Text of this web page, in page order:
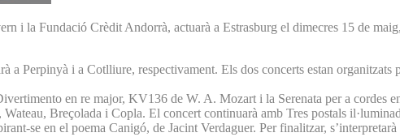
i la Fundació Crèdit Andorrà, actuarà a Estrasburg el dimecres 15 de
a Perpinyà i a Cotlliure, respectivament. Els dos concerts estan
en re major, KV136 de W. A. Mozart i la Serenata per a cordes
Breçolada i Copla. El concert continuarà amb Tres postals
se en el poema Canigó, de Jacint Verdaguer. Per finalitzar,